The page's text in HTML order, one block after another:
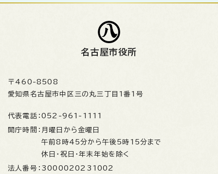
名古屋市役所
〒460-8508
愛知県名古屋市中区三の丸三丁目1番1号
代表電話： 052-961-1111
開庁時間： 月曜日から金曜日
午前8時45分から午後5時15分まで
休日・祝日・年末年始を除く
法人番号： 3000020231002